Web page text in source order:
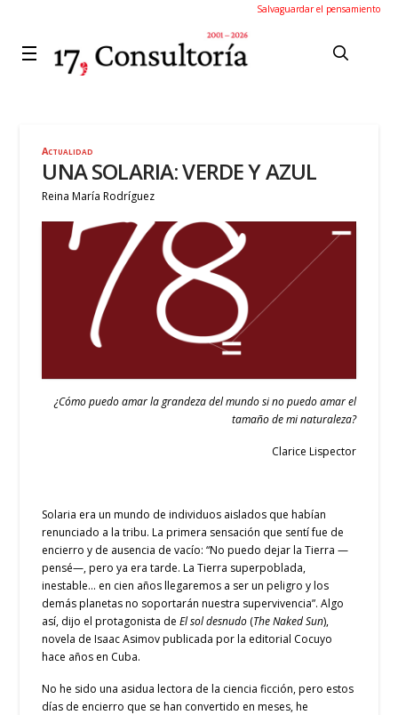
Salvaguardar el pensamiento
Actualidad
UNA SOLARIA: VERDE Y AZUL
Reina María Rodríguez
¿Cómo puedo amar la grandeza del mundo si no puedo amar el
tamaño de mi naturaleza?
Clarice Lispector
Solaria era un mundo de individuos aislados que habían
renunciado a la tribu. La primera sensación que sentí fue de
encierro y de ausencia de vacío: “No puedo dejar la Tierra —
pensé—, pero ya era tarde. La Tierra superpoblada,
inestable… en cien años llegaremos a ser un peligro y los
demás planetas no soportarán nuestra supervivencia”. Algo
así, dijo el protagonista deEl sol desnudo (The Naked Sun),
novela de Isaac Asimov publicada por la editorial Cocuyo
hace años en Cuba.
No he sido una asidua lectora de la ciencia ficción, pero estos
días de encierro que se han convertido en meses, he